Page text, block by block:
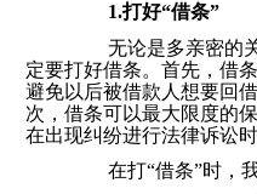
1.打好“借条”
无论是多亲密的关
定要打好借条。首先，借
避免以后被借款人想要回
次，借条可以最大限度的
在出现纠纷进行法律诉讼
在打“借条”时，我